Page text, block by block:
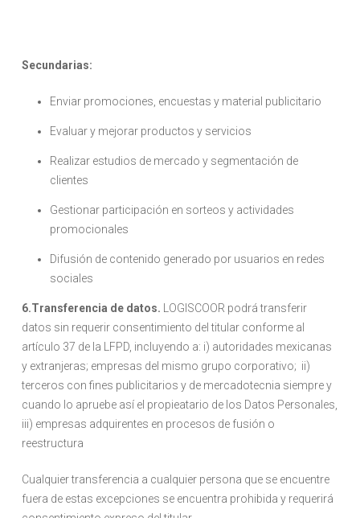
Secundarias:
Enviar promociones, encuestas y material publicitario
Evaluar y mejorar productos y servicios
Realizar estudios de mercado y segmentación de
clientes
Gestionar participación en sorteos y actividades
promocionales
Difusión de contenido generado por usuarios en redes
sociales
6.Transferencia de datos.
LOGISCOOR podrá transferir
datos sin requerir consentimiento del titular conforme al
artículo 37 de la LFPD, incluyendo a: i) autoridades mexicanas
y extranjeras; empresas del mismo grupo corporativo; ii)
terceros con fines publicitarios y de mercadotecnia siempre y
cuando lo apruebe así el propieatario de los Datos Personales,
iii) empresas adquirentes en procesos de fusión o
reestructura
Cualquier transferencia a cualquier persona que se encuentre
fuera de estas excepciones se encuentra prohibida y requerirá